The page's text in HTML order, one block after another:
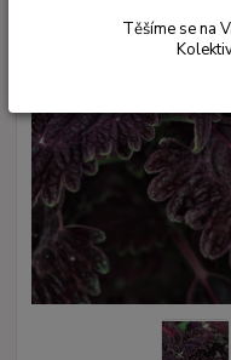
Těšíme se na